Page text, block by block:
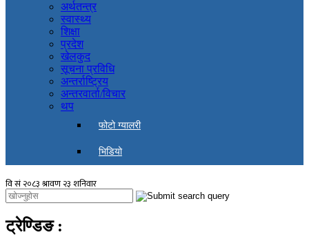
अर्थतन्त्र
स्वास्थ्य
शिक्षा
प्रदेश
खेलकुद
सूचना प्रविधि
अन्तर्राष्ट्रिय
अन्तरवार्ता/विचार
थप
फोटो ग्यालरी
भिडियो
ट्रेण्डिङ :